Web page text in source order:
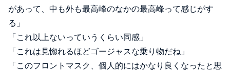
があって、中も外も最高峰のなかの最高峰って感じがす
る」
「これ以上ないっていうくらい同感」
「これは見惚れるほどゴージャスな乗り物だね」
「このフロントマスク、個人的にはかなり良くなったと思